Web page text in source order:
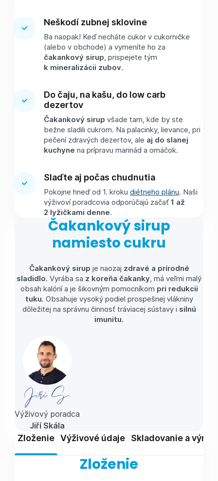
Neškodí zubnej sklovine
Ba naopak! Keď necháte cukor v cukorničke
(alebo v obchode) a vymeníte ho za
čakankový sirup , prispejete tým
k mineralizácii zubov.
Do čaju, na kašu, do low carb
dezertov
Čakankový sirup všade tam, kde by ste
bežne sladili cukrom. Na palacinky, lievance, pri
pečení zdravých dezertov, ale aj do slanej
kuchyne na prípravu marinád a omáčok.
Slaďte aj počas chudnutia
Pokojne hneď od 1. kroku diétneho plánu. Naši
výživoví poradcovia odporúčajú začať 1 až
2 lyžičkami denne.
Čakankový sirup
namiesto cukru
Čakankový sirup je naozaj zdravé a prírodné
sladidlo. Vyrába sa z koreňa čakanky , má veľmi malý
obsah kalórií a je šikovným pomocníkom pri redukcii
tuku. Obsahuje vysoký podiel prospešnej vlákniny
dôležitej na správnu činnosť tráviacej sústavy i silnú
imunitu.
Jiří S.
Výživový poradca
Jiří Skála
Zloženie Výživové údaje Skladovanie a
Zloženie